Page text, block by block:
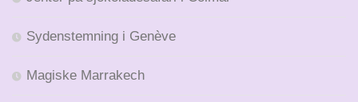
Sydenstemning i Genève
Magiske Marrakech